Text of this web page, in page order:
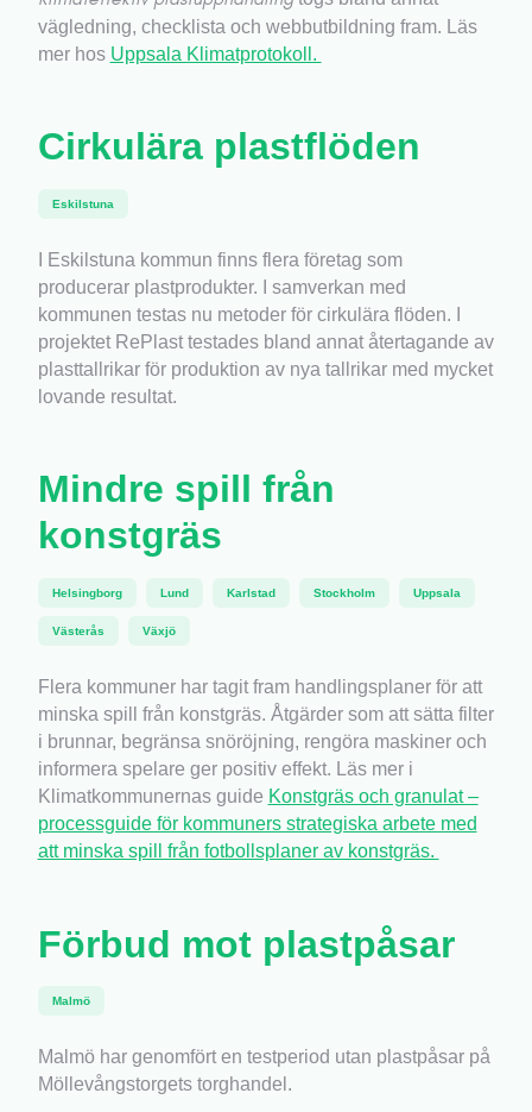
vägledning, checklista och webbutbildning fram. Läs
mer hos Uppsala Klimatprotokoll.
Cirkulära plastflöden
Eskilstuna
I Eskilstuna kommun finns flera företag som
producerar plastprodukter. I samverkan med
kommunen testas nu metoder för cirkulära flöden. I
projektet RePlast testades bland annat återtagande av
plasttallrikar för produktion av nya tallrikar med mycket
lovande resultat.
Mindre spill från
konstgräs
Helsingborg Lund Karlstad Stockholm Uppsala
Västerås Växjö
Flera kommuner har tagit fram handlingsplaner för att
minska spill från konstgräs. Åtgärder som att sätta filter
i brunnar, begränsa snöröjning, rengöra maskiner och
informera spelare ger positiv effekt. Läs mer i
Klimatkommunernas guide Konstgräs och granulat –
processguide för kommuners strategiska arbete med
att minska spill från fotbollsplaner av konstgräs.
Förbud mot plastpåsar
Malmö
Malmö har genomfört en testperiod utan plastpåsar på
Möllevångstorgets torghandel.